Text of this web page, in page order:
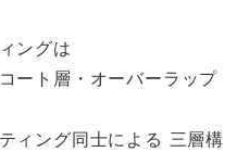
ングは
ート層・オーバーラップ
ィング同士による 三層構